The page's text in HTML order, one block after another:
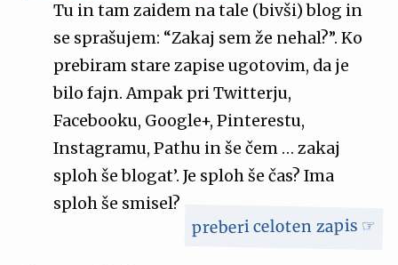
Tu in tam zaidem na tale (bivši) blog in
se sprašujem: “Zakaj sem že nehal?”. Ko
prebiram stare zapise ugotovim, da je
bilo fajn. Ampak pri Twitterju,
Facebooku, Google+, Pinterestu,
Instagramu, Pathu in še čem … zakaj
sploh še blogat’. Je sploh še čas? Ima
sploh še smisel?
preberi celoten zapis ☞